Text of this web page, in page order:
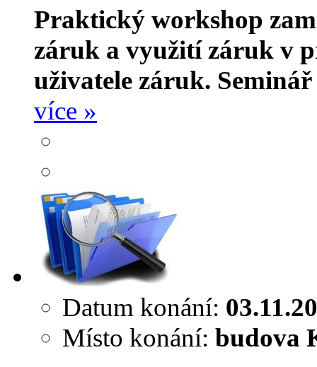
Praktický workshop
záruk a využití záruk v
uživatele záruk.
více »
Datum konání:
Místo konání: budova